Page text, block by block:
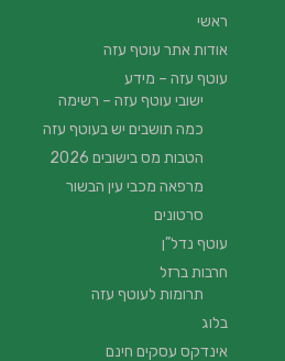
ראשי
אודות אתר עוטף עזה
עוטף עזה – מידע
ישובי עוטף עזה – רשימה
כמה תושבים יש בעוטף עזה
הטבות מס בישובים 2026
מרפאה מכבי עין הבשור
סרטונים
עוטף נדל”ן
חרבות ברזל
תרומות לעוטף עזה
בלוג
אינדקס עסקים חינם